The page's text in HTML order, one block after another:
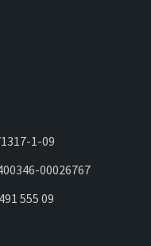
1-09
00026767
555 09